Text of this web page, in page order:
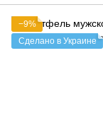
−9%
Сделано в Украине